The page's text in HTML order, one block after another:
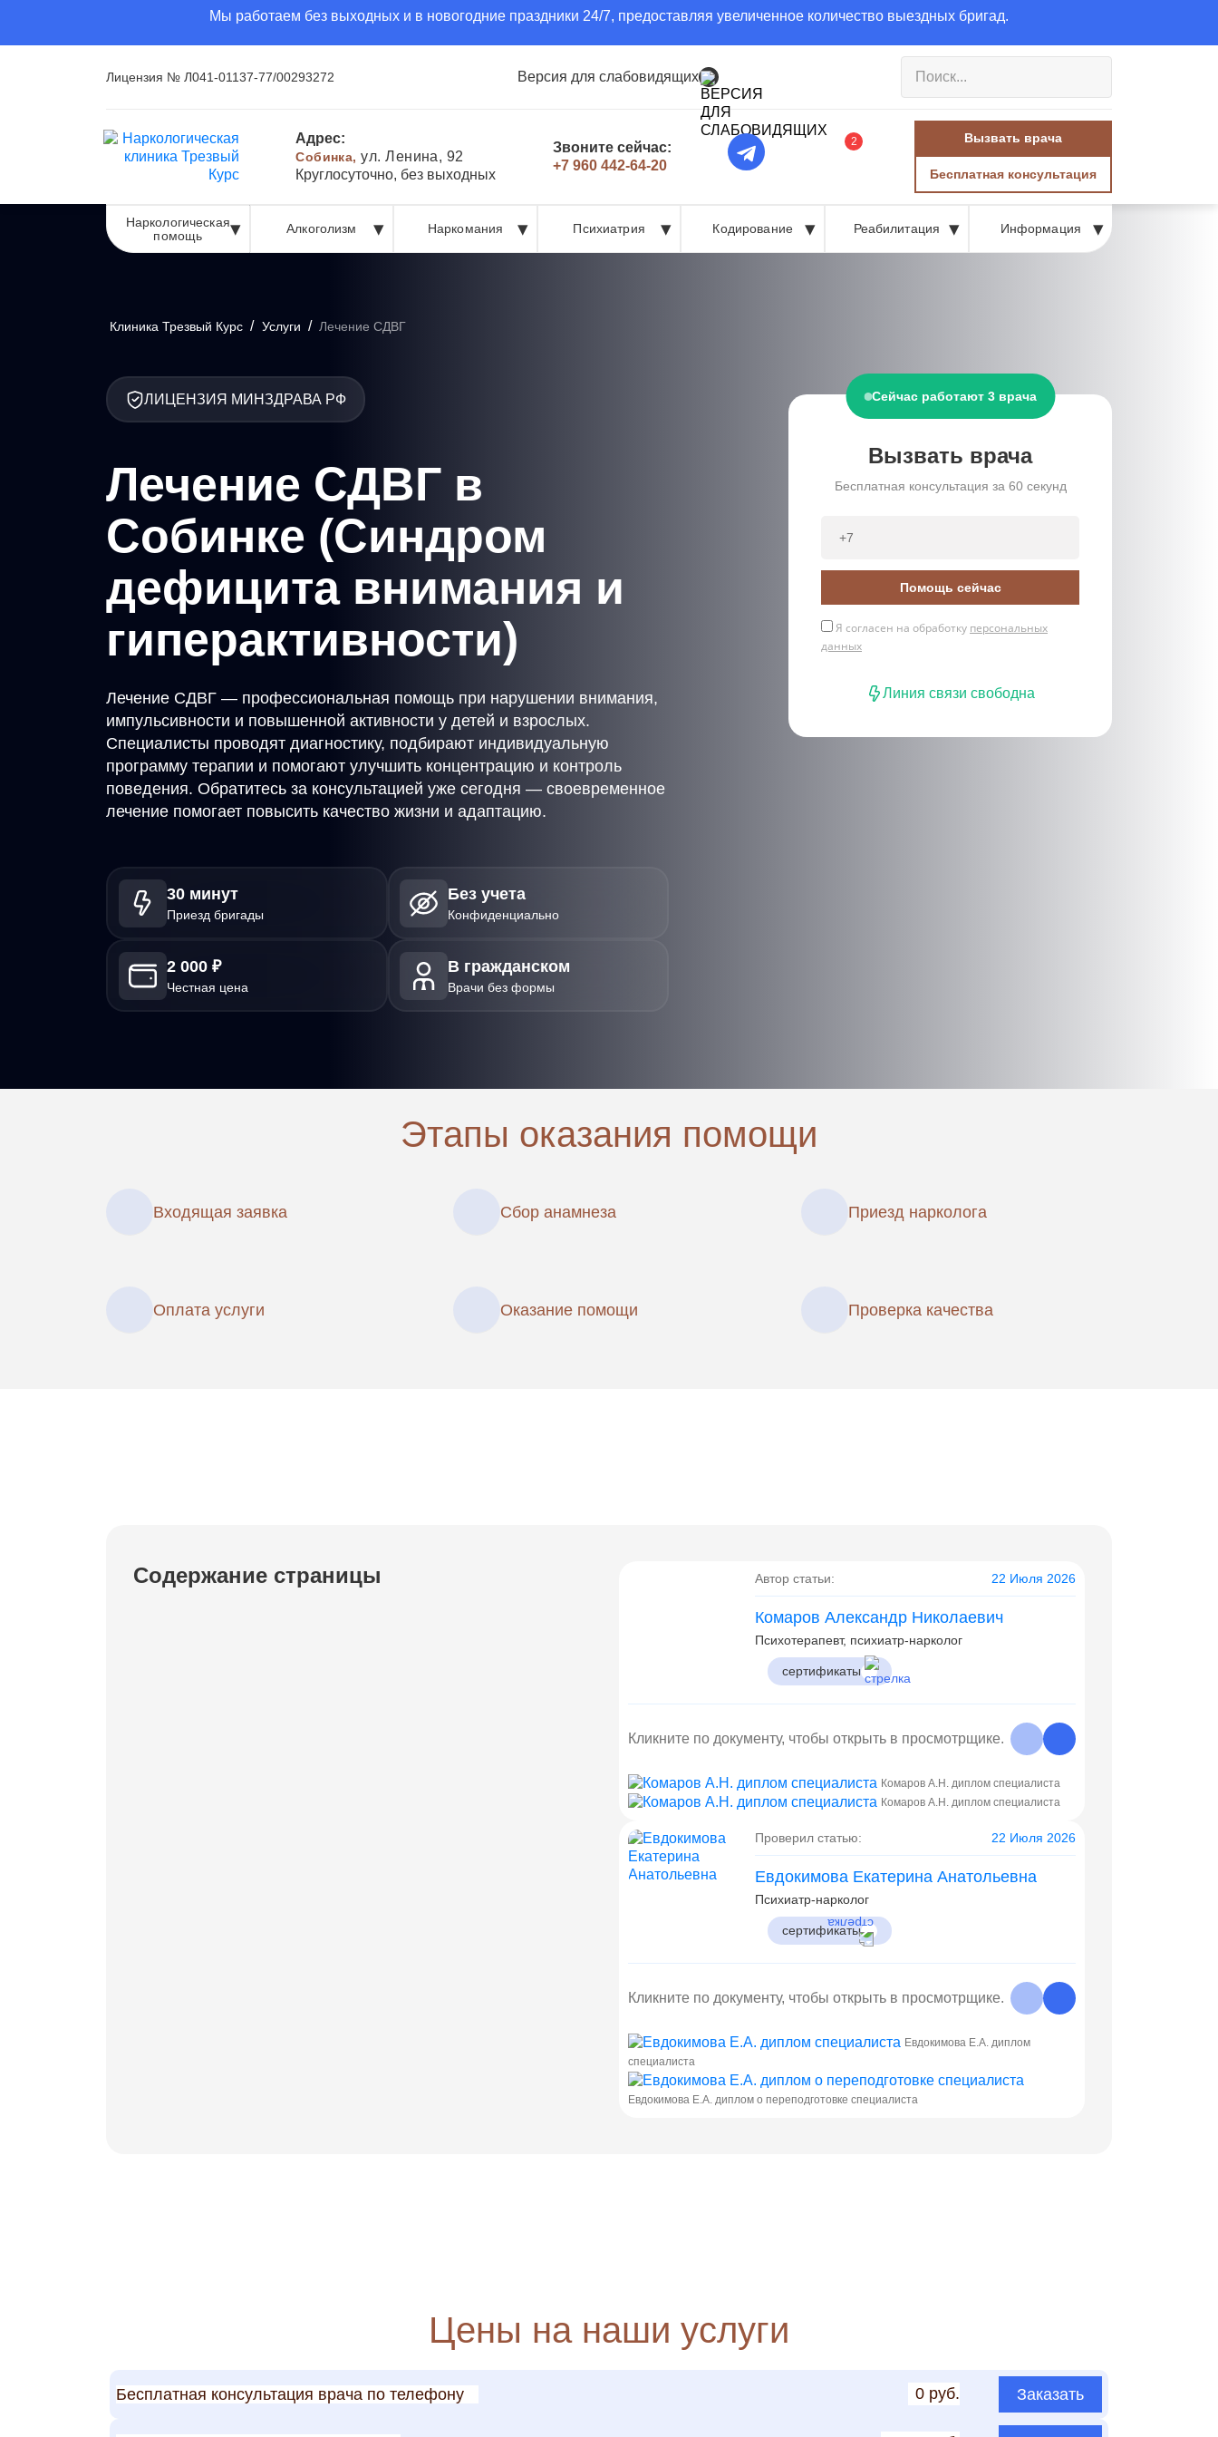
Мы работаем без выходных и в новогодние праздники 24/7, предоставляя увеличенное количество выездных бригад.
Лицензия № Л041-01137-77/00293272 Версия для слабовидящих
Адрес:
Собинка,ул. Ленина, 92
Круглосуточно, без выходных
Звоните сейчас:
+7 960 442-64-20
2 Вызвать врача
Бесплатная консультация
Наркологическая
помощь
Алкоголизм Наркомания Психиатрия Кодирование Реабилитация Информация
Клиника Трезвый Курс / Услуги / Лечение СДВГ
ЛИЦЕНЗИЯ МИНЗДРАВА РФ
Лечение СДВГ в
Собинке (Синдром
дефицита внимания и
гиперактивности)
Лечение СДВГ — профессиональная помощь при нарушении внимания,
импульсивности и повышенной активности у детей и взрослых.
Специалисты проводят диагностику, подбирают индивидуальную
программу терапии и помогают улучшить концентрацию и контроль
поведения. Обратитесь за консультацией уже сегодня — своевременное
лечение помогает повысить качество жизни и адаптацию.
30 минут
Приезд бригады
Без учета
Конфиденциально
2 000 ₽
Честная цена
В гражданском
Врачи без формы
Сейчас работают 3 врача
Вызвать врача
Бесплатная консультация за 60 секунд
Помощь сейчас
Я согласен на обработку персональных
данных
Линия связи свободна
Этапы оказания помощи
Входящая заявка Сбор анамнеза Приезд нарколога
Оплата услуги Оказание помощи Проверка качества
Содержание страницы Автор статьи: 22 Июля 2026
Комаров Александр Николаевич
Психотерапевт, психиатр-нарколог
сертификаты
Кликните по документу, чтобы открыть в просмотрщике.
Комаров А.Н. диплом специалиста
Комаров А.Н. диплом специалиста
Проверил статью: 22 Июля 2026
Евдокимова Екатерина Анатольевна
Психиатр-нарколог
сертификаты
Кликните по документу, чтобы открыть в просмотрщике.
Евдокимова Е.А. диплом
специалиста
Евдокимова Е.А. диплом о переподготовке специалиста
Цены на наши услуги
Бесплатная консультация врача по телефону 0 руб. Заказать